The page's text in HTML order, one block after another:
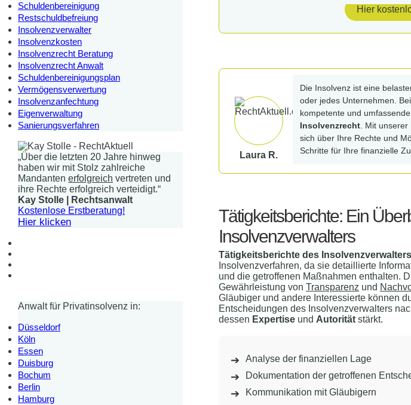
Schuldenbereinigung
Restschuldbefreiung
Insolvenzverwalter
Insolvenzkosten
Insolvenzrecht Beratung
Insolvenzrecht Anwalt
Schuldenbereinigungsplan
Vermögensverwertung
Insolvenzanfechtung
Eigenverwaltung
Sanierungsverfahren
„Über die letzten 20 Jahre hinweg
haben wir mit Stolz zahlreiche
Mandanten erfolgreich vertreten und
ihre Rechte erfolgreich verteidigt.“
Kay Stolle | Rechtsanwalt
Kostenlose Erstberatung!
Hier klicken
Anwalt für Privatinsolvenz in:
Düsseldorf
Köln
Essen
Duisburg
Bochum
Berlin
Hamburg
Hier
Laura R.
Die Insolvenz ist eine
oder jedes Unternehmen.
kompetente und
Insolvenzrecht . Mit unserer
sich über Ihre Rechte und
Schritte für Ihre finanzielle
Tätigkeitsberichte: Ein
Insolvenzverwalters
Tätigkeitsberichte des Insolvenzverwalters
Insolvenzverfahren, da sie detaillierte
und die getroffenen Maßnahmen enthalten.
Gewährleistung von Transparenz und
Gläubiger und andere Interessierte können
Entscheidungen des Insolvenzverwalters
dessen Expertise und Autorität stärkt.
Analyse der finanziellen Lage
Dokumentation der getroffenen
Kommunikation mit Gläubigern